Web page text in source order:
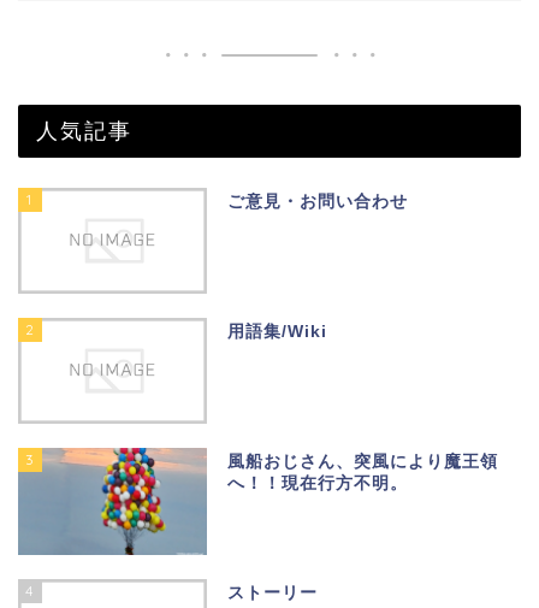
人気記事
1 ご意見・お問い合わせ
2 用語集/Wiki
3
風船おじさん、突風により魔王領
へ！！現在行方不明。
4 ストーリー